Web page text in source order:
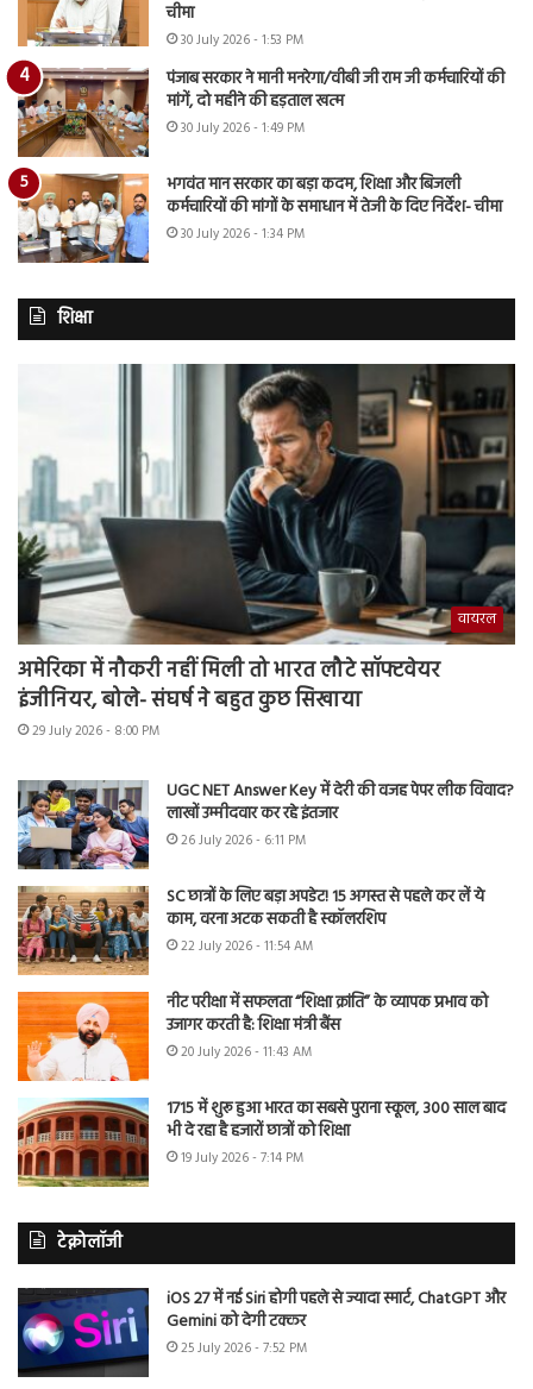
चीमा
30 July 2026 - 1:53 PM
पंजाब सरकार ने मानी मनरेगा/वीबी जी राम जी कर्मचारियों की
मांगें, दो महीने की हड़ताल खत्म
30 July 2026 - 1:49 PM
भगवंत मान सरकार का बड़ा कदम, शिक्षा और बिजली
कर्मचारियों की मांगों के समाधान में तेजी के दिए निर्देश- चीमा
30 July 2026 - 1:34 PM
शिक्षा
वायरल
अमेरिका में नौकरी नहीं मिली तो भारत लौटे सॉफ्टवेयर
इंजीनियर, बोले- संघर्ष ने बहुत कुछ सिखाया
29 July 2026 - 8:00 PM
UGC NET Answer Key में देरी की वजह पेपर लीक विवाद?
लाखों उम्मीदवार कर रहे इंतजार
26 July 2026 - 6:11 PM
SC छात्रों के लिए बड़ा अपडेट! 15 अगस्त से पहले कर लें ये
काम, वरना अटक सकती है स्कॉलरशिप
22 July 2026 - 11:54 AM
नीट परीक्षा में सफलता “शिक्षा क्रांति” के व्यापक प्रभाव को
उजागर करती है: शिक्षा मंत्री बैंस
20 July 2026 - 11:43 AM
1715 में शुरू हुआ भारत का सबसे पुराना स्कूल, 300 साल बाद
भी दे रहा है हजारों छात्रों को शिक्षा
19 July 2026 - 7:14 PM
टेक्नोलॉजी
iOS 27 में नई Siri होगी पहले से ज्यादा स्मार्ट, ChatGPT और
Gemini को देगी टक्कर
25 July 2026 - 7:52 PM